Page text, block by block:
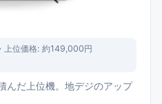
上位価格: 約149,000円
んだ上位機。地デジのアップ